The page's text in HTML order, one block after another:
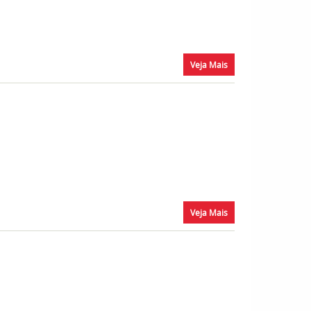
Veja Mais
Veja Mais